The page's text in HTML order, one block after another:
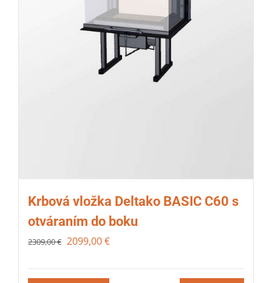
Krbová vložka Deltako BASIC C60 s
otváraním do boku
2309,00€ 2099,00€